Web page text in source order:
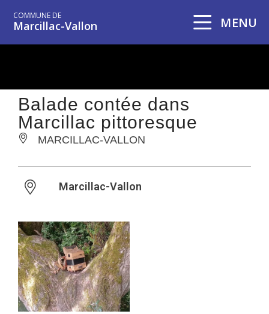
COMMUNE DE
Marcillac-Vallon MENU
Balade contée dans
Marcillac pittoresque
MARCILLAC-VALLON
Marcillac-Vallon